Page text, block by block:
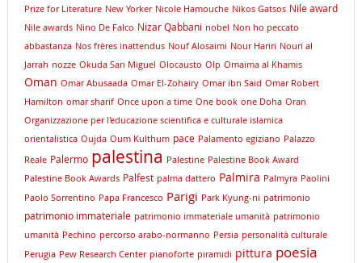
Prize for Literature New Yorker Nicole Hamouche Nikos Gatsos Nile award
Nile awards Nino De Falco Nizar Qabbani nobel Non ho peccato
abbastanza Nos frères inattendus Nouf Alosaimi Nour Hariri Nouri al
Jarrah nozze Okuda San Miguel Olocausto Olp Omaima al Khamis
Oman Omar Abusaada Omar El-Zohairy Omar ibn Said Omar Robert
Hamilton omar sharif Once upon a time One book one Doha Oran
Organizzazione per l'educazione scientifica e culturale islamica
orientalistica Oujda Oum Kulthum pace Palamento egiziano Palazzo
Reale Palermo palestina Palestine Palestine Book Award
Palestine Book Awards Palfest palma dattero Palmira Palmyra Paolini
Paolo Sorrentino Papa Francesco Parigi Park Kyung-ni patrimonio
patrimonio immateriale patrimonio immateriale umanità patrimonio
umanità Pechino percorso arabo-normanno Persia personalità culturale
Perugia Pew Research Center pianoforte piramidi pittura poesia